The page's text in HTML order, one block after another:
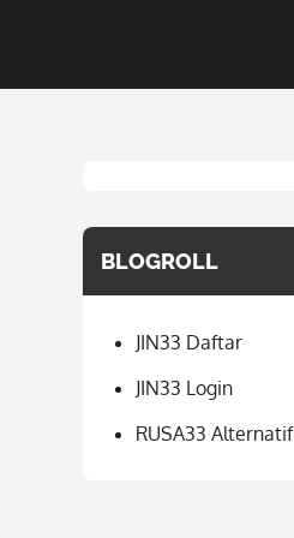
BLOGROLL
JIN33 Daftar
JIN33 Login
RUSA33 Alternatif